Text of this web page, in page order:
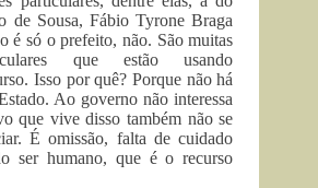
de Sousa, Fábio Tyrone Braga
é só o prefeito, não. São muitas
que estão usando
Isso por quê? Porque não há
Ao governo não interessa
que vive disso também não se
É omissão, falta de cuidado
ser humano, que é o recurso